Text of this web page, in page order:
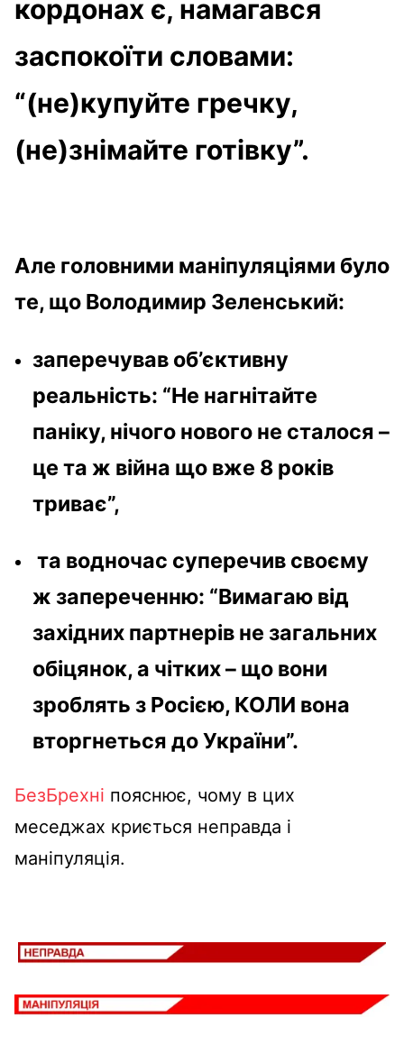
кордонах є, намагався
заспокоїти словами:
“(не)купуйте гречку,
(не)знімайте готівку”.
Але головними маніпуляціями було
те, що Володимир Зеленський:
заперечував об’єктивну
реальність: “Не нагнітайте
паніку, нічого нового не сталося –
це та ж війна що вже 8 років
триває”,
та водночас суперечив своєму
ж запереченню: “Вимагаю від
західних партнерів не загальних
обіцянок, а чітких – що вони
зроблять з Росією, КОЛИ вона
вторгнеться до України”.
БезБрехні пояснює, чому в цих
меседжах криється неправда і
маніпуляція.